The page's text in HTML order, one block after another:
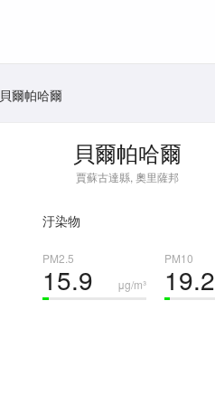
貝爾帕哈爾
貝爾帕哈爾
賈蘇古達縣, 奧里薩邦
汙染物
PM2.5
μg/m³
15.9
PM10
19.2